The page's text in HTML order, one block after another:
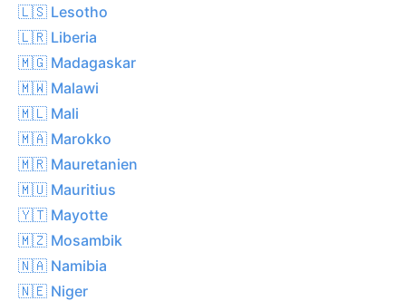
🇱🇸 Lesotho
🇱🇷 Liberia
🇲🇬 Madagaskar
🇲🇼 Malawi
🇲🇱 Mali
🇲🇦 Marokko
🇲🇷 Mauretanien
🇲🇺 Mauritius
🇾🇹 Mayotte
🇲🇿 Mosambik
🇳🇦 Namibia
🇳🇪 Niger